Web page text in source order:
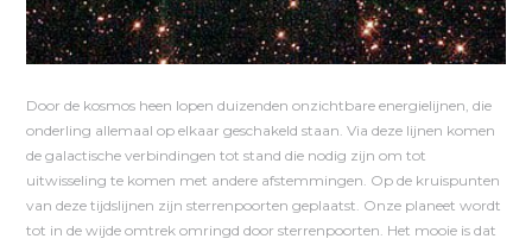
Door de kosmos heen lopen duizenden onzichtbare energielijnen, die
onderling allemaal op elkaar geschakeld staan. Via deze lijnen komen
de galactische verbindingen tot stand die nodig zijn om tot
uitwisseling te komen met andere afstemmingen. Op de kruispunten
van deze tijdslijnen zijn sterrenpoorten geplaatst. Onze planeet wordt
tot in de wijde omtrek omringd door sterrenpoorten. Het mooie is dat